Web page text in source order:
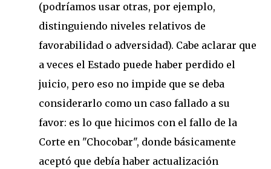
(podríamos usar otras, por ejemplo,
distinguiendo niveles relativos de
favorabilidad o adversidad). Cabe aclarar que
a veces el Estado puede haber perdido el
juicio, pero eso no impide que se deba
considerarlo como un caso fallado a su
favor: es lo que hicimos con el fallo de la
Corte en "Chocobar", donde básicamente
aceptó que debía haber actualización